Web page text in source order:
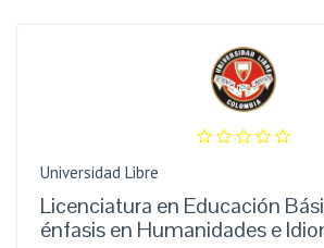
Universidad Libre
Licenciatura en Educación
énfasis en Humanidades e